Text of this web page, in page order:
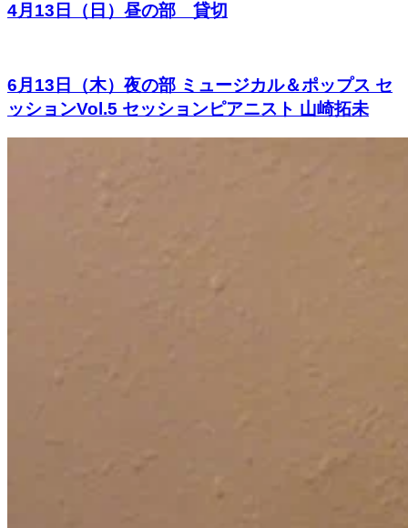
4月13日（日）昼の部 貸切
6月13日（木）夜の部 ミュージカル＆ポップス セ
ッションVol.5 セッションピアニスト 山崎拓未